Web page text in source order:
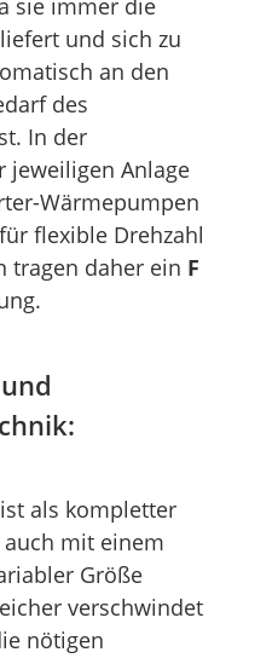
sie immer die
und sich zu
an den
des
In der
jeweiligen Anlage
Wärmepumpen
flexible Drehzahl
tragen daher ein F
als kompletter
mit einem
Größe
verschwindet
nötigen